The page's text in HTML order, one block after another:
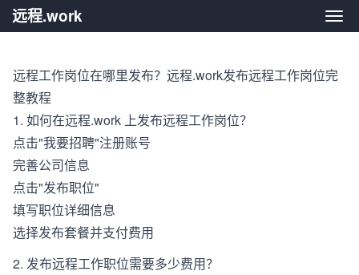
远
远程.work
远程工作岗位在哪里发布？远程.work发布远程工作岗位完
整教程
1. 如何在远程.work 上发布远程工作岗位？
点击"我要招聘"注册账号
完善公司信息
点击"发布职位"
填写职位详细信息
选择发布套餐并支付费用
2. 发布远程工作职位需要多少费用？